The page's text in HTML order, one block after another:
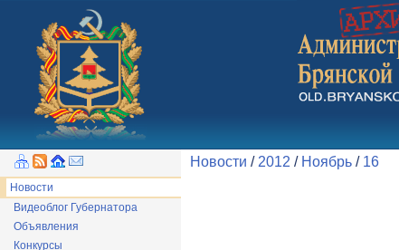
Новости
Видеоблог Губернатора
Объявления
Конкурсы
Новости / 2012 / Ноябрь / 16